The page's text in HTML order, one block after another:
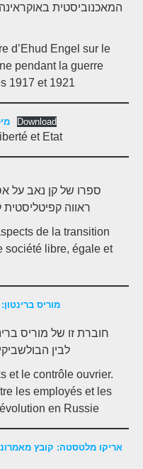
המאכנוביסטית
d’Ehud Engel sur le
pendant la guerre
1917 et 1921
Download
et Etat
ספרו של קן נאב על
ראווה קפיטליסטית
de la transition
société libre, égale et
מוריס
חוברת זו של מוריס
et le contrôle ouvrier.
les employés et les
en Russie
אריקו מלטסטה: קובץ